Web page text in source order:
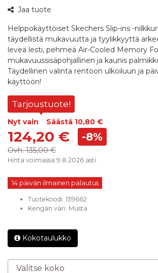
kuva
Jaa tuote
Helppokäyttöiset Skechers Slip-ins -
täydellistä mukavuutta ja tyylikkyyttä
leveä lesti, pehmeä Air-Cooled Memory
mukavuussisäpohjallinen ja kaunis
Täydellinen valinta rentoon ulkoiluun ja
käyttöön!
Tarjoustuote!
Nyt vain Säästä 10,80 €
124,20 €
Ovh. 135,00 €
-8%
Hinta voimassa 9.8.2026 asti.
14 päivän ilmainen palautus
Tuotekoodi: 139662
Kengän väri: Musta
Kokotaulukko
Valitse koko